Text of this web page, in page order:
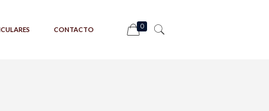
CONTACTO 0